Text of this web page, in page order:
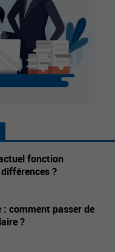
fonction
?
comment passer de
?